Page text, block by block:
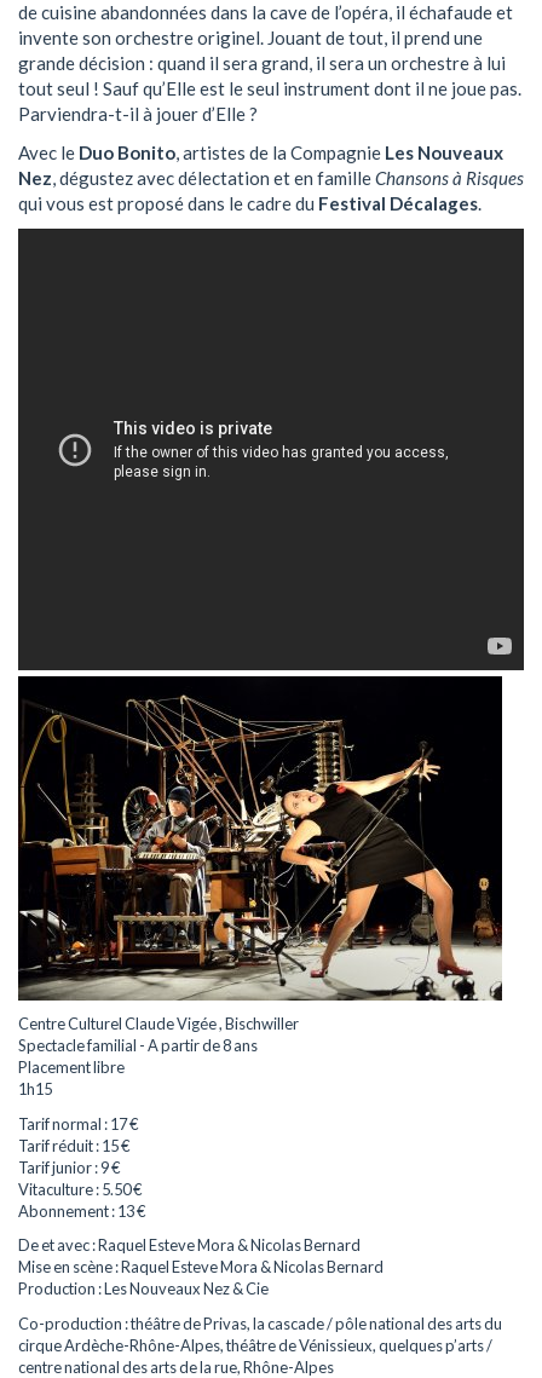
de cuisine abandonnées dans la cave de l’opéra, il échafaude et
invente son orchestre originel. Jouant de tout, il prend une
grande décision : quand il sera grand, il sera un orchestre à lui
tout seul ! Sauf qu’Elle est le seul instrument dont il ne joue pas.
Parviendra-t-il à jouer d’Elle ?
Avec le Duo Bonito , artistes de la Compagnie Les Nouveaux
Nez , dégustez avec délectation et en familleChansons à Risques
qui vous est proposé dans le cadre du Festival Décalages
Centre Culturel Claude Vigée , Bischwiller
Spectacle familial - A partir de 8 ans
Placement libre
1h15
Tarif normal : 17 €
Tarif réduit : 15 €
Tarif junior : 9 €
Vitaculture : 5.50 €
Abonnement : 13 €
De et avec : Raquel Esteve Mora & Nicolas Bernard
Mise en scène : Raquel Esteve Mora & Nicolas Bernard
Production : Les Nouveaux Nez & Cie
Co-production : théâtre de Privas, la cascade / pôle national des arts du
cirque Ardèche-Rhône-Alpes, théâtre de Vénissieux, quelques p’arts /
centre national des arts de la rue, Rhône-Alpes